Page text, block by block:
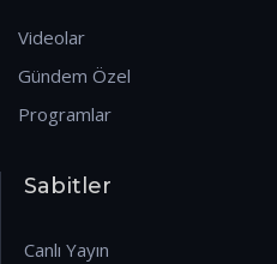
Videolar
Gündem Özel
Programlar
Sabitler
Canlı Yayın